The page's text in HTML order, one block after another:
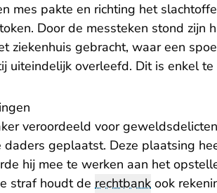
mes pakte en richting het
Door de messteken stond zijn
ziekenhuis gebracht, waar een
uiteindelijk overleefd. Dit is enkel
veroordeeld voor
geplaatst. Deze plaatsing
hij mee te werken aan het
straf houdt de rechtbank ook